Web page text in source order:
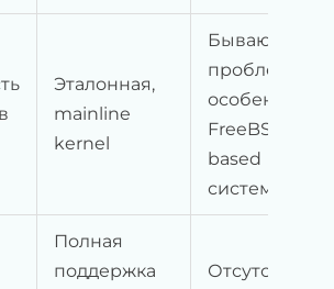
Эталонная,
mainline
kernel
Бывают
проблемы,
особенно в
FreeBSD-
based
системах
Полная
поддержка
Отсутствует